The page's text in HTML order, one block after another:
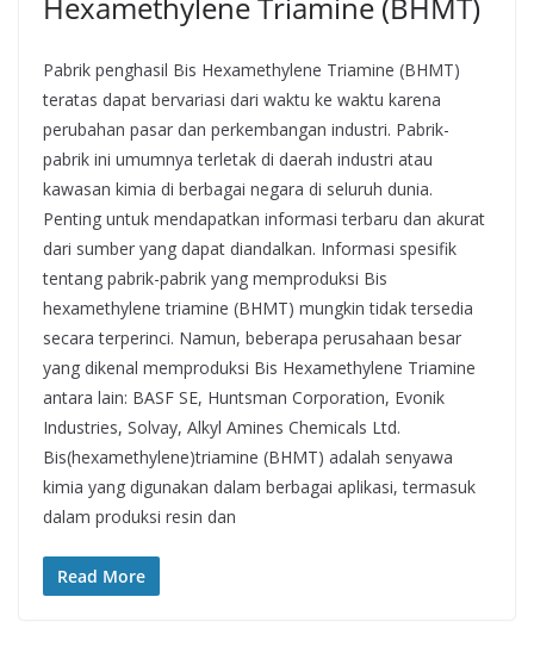
Pabrik penghasil Bis Hexamethylene Triamine (BHMT)
teratas dapat bervariasi dari waktu ke waktu karena
perubahan pasar dan perkembangan industri. Pabrik-
pabrik ini umumnya terletak di daerah industri atau
kawasan kimia di berbagai negara di seluruh dunia.
Penting untuk mendapatkan informasi terbaru dan akurat
dari sumber yang dapat diandalkan. Informasi spesifik
tentang pabrik-pabrik yang memproduksi Bis
hexamethylene triamine (BHMT) mungkin tidak tersedia
secara terperinci. Namun, beberapa perusahaan besar
yang dikenal memproduksi Bis Hexamethylene Triamine
antara lain: BASF SE, Huntsman Corporation, Evonik
Industries, Solvay, Alkyl Amines Chemicals Ltd.
Bis(hexamethylene)triamine (BHMT) adalah senyawa
kimia yang digunakan dalam berbagai aplikasi, termasuk
dalam produksi resin dan
Read More